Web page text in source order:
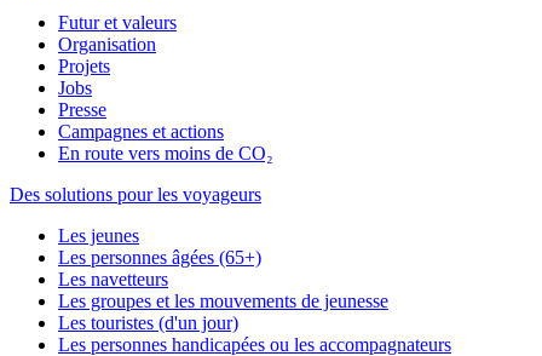
Futur et valeurs
Organisation
Projets
Jobs
Presse
Campagnes et actions
En route vers moins de CO₂
Des solutions pour les voyageurs
Les jeunes
Les personnes âgées (65+)
Les navetteurs
Les groupes et les mouvements de jeunesse
Les touristes (d'un jour)
Les personnes handicapées ou les accompagnateurs